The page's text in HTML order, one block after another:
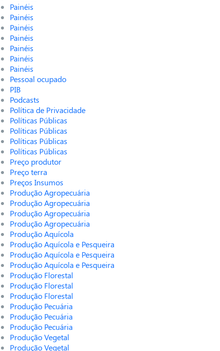
Painéis
Painéis
Painéis
Painéis
Painéis
Painéis
Painéis
Pessoal ocupado
PIB
Podcasts
Política de Privacidade
Políticas Públicas
Políticas Públicas
Políticas Públicas
Políticas Públicas
Preço produtor
Preço terra
Preços Insumos
Produção Agropecuária
Produção Agropecuária
Produção Agropecuária
Produção Agropecuária
Produção Aquícola
Produção Aquícola e Pesqueira
Produção Aquícola e Pesqueira
Produção Aquícola e Pesqueira
Produção Florestal
Produção Florestal
Produção Florestal
Produção Pecuária
Produção Pecuária
Produção Pecuária
Produção Vegetal
Produção Vegetal